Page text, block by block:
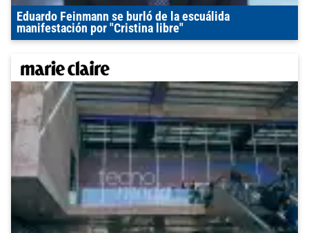
Eduardo Feinmann se burló de la escuálida
manifestación por "Cristina libre"